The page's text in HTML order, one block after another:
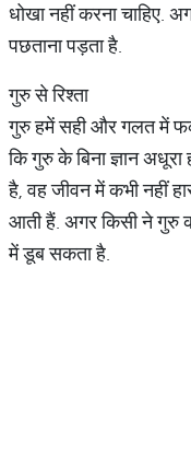
धोखा नहीं करना चाहिए.
पछताना पड़ता है.
गुरु से रिश्ता
गुरु हमें सही और गलत में
कि गुरु के बिना ज्ञान
है, वह जीवन में कभी नहीं
आती हैं. अगर किसी ने गुरु
में डूब सकता है.